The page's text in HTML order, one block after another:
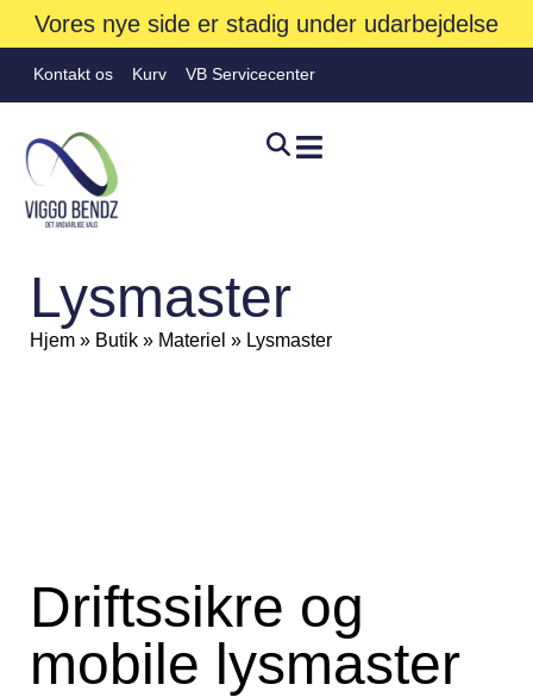
Vores nye side er stadig under udarbejdelse
Kontakt os Kurv VB Servicecenter
Lysmaster
Hjem » Butik » Materiel » Lysmaster
Driftssikre og
mobile lysmaster